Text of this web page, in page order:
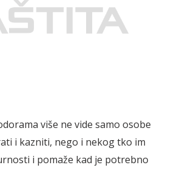
više ne vide samo osobe
i kazniti, nego i nekog tko im
i pomaže kad je potrebno